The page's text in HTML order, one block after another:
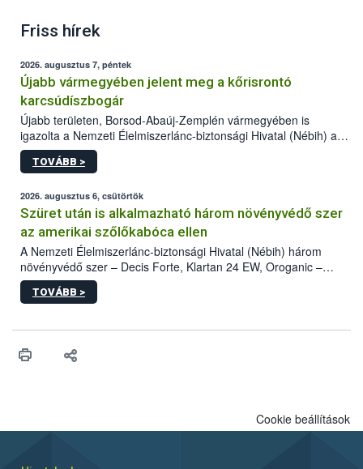
Friss hírek
2026. augusztus 7, péntek
Újabb vármegyében jelent meg a kőrisrontó
karcsúdíszbogár
Újabb területen, Borsod-Abaúj-Zemplén vármegyében is
igazolta a Nemzeti Élelmiszerlánc-biztonsági Hivatal (Nébih) a
kőrisrontó karcsúdíszbogár (Agrilus planipennis) jelenlétét. A
kártevőt nem csak színcsapdában találták meg, de már fertőzött
az intenzív felderítést, emellett az intézkedéseket a szlovák
hatósággal is összehangolják a terjedés megállítása érdekében.
TOVÁBB >
2026. augusztus 6, csütörtök
Szüret után is alkalmazható három növényvédő szer
az amerikai szőlőkabóca ellen
A Nemzeti Élelmiszerlánc-biztonsági Hivatal (Nébih) három
növényvédő szer – Decis Forte, Klartan 24 EW, Oroganic –
engedélyokiratát módosította, így azok a szüretet követően,
egészen a vesszőérettség (BBCH 91) stádiumáig
érésű szőlőkben is legyen lehetőség a károsító elleni további
felhasználók számára is elérhető és ökológiai termesztésben is
TOVÁBB >
Cookie beállítások